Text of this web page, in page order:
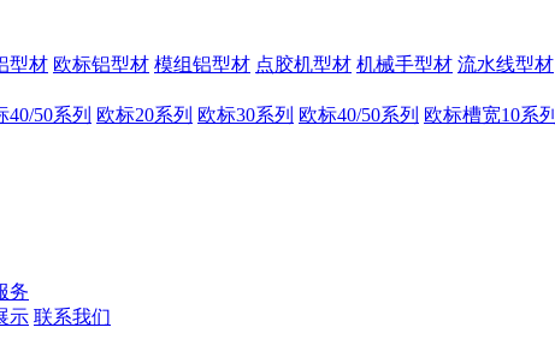
型材 欧标铝型材 模组铝型材 点胶机型材 机械手型材 流水线型材
40/50系列 欧标20系列 欧标30系列 欧标40/50系列 欧标槽宽10系列
务
示 联系我们